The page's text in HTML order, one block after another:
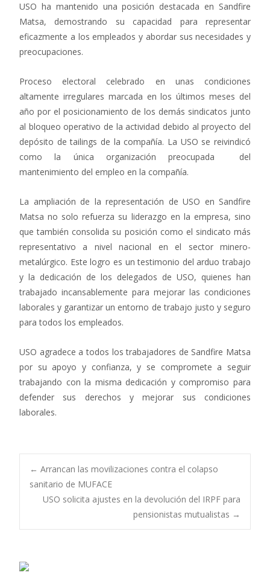
USO ha mantenido una posición destacada en Sandfire
Matsa, demostrando su capacidad para representar
eficazmente a los empleados y abordar sus necesidades y
preocupaciones.
Proceso electoral celebrado en unas condiciones
altamente irregulares marcada en los últimos meses del
año por el posicionamiento de los demás sindicatos junto
al bloqueo operativo de la actividad debido al proyecto del
depósito de tailings de la compañía. La USO se reivindicó
como la única organización preocupada del
mantenimiento del empleo en la compañía.
La ampliación de la representación de USO en Sandfire
Matsa no solo refuerza su liderazgo en la empresa, sino
que también consolida su posición como el sindicato más
representativo a nivel nacional en el sector minero-
metalúrgico. Este logro es un testimonio del arduo trabajo
y la dedicación de los delegados de USO, quienes han
trabajado incansablemente para mejorar las condiciones
laborales y garantizar un entorno de trabajo justo y seguro
para todos los empleados.
USO agradece a todos los trabajadores de Sandfire Matsa
por su apoyo y confianza, y se compromete a seguir
trabajando con la misma dedicación y compromiso para
defender sus derechos y mejorar sus condiciones
laborales.
Navegación
← Arrancan las movilizaciones contra el colapso
sanitario de MUFACE
USO solicita ajustes en la devolución del IRPF para
pensionistas mutualistas →